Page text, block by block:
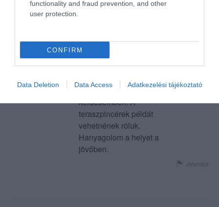
functionality and fraud prevention, and other
user protection.
CONFIRM
Data Deletion Data Access Adatkezelési tájékoztató
egy kis kavar, hogy ki milyen
vargányás spagettimben szép
nagy darab mócsingot
találtam. A pult mögött italokat
előkészítő lányok viszont
készséggel segítettek egy
kérdésemben. A
teraszpincérek példát
vehetnének róluk.
Hanyagolom a helyet a
jövőben.
Jelentés